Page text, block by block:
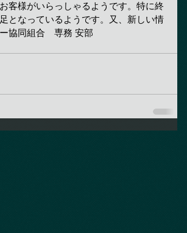
客様がいらっしゃるようです。特に終
となっているようです。又、新しい情
協同組合　専務 安部